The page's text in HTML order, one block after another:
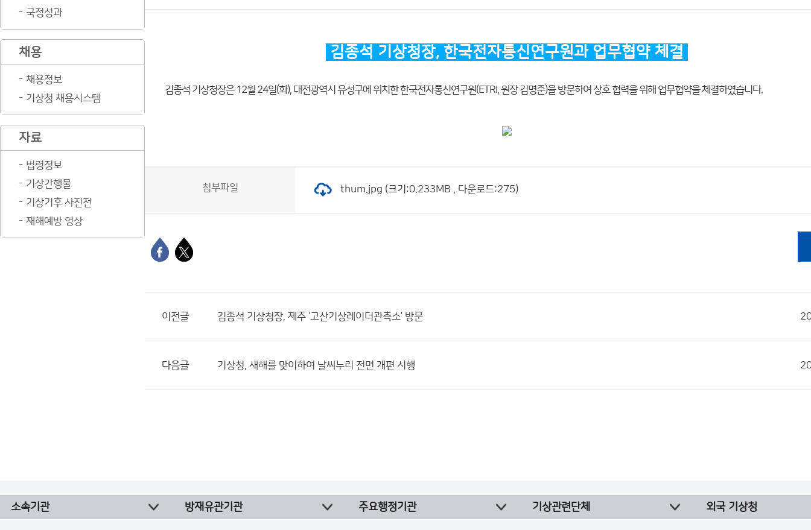
국정성과
채용
채용정보
기상청 채용시스템
자료
법령정보
기상간행물
기상기후 사진전
재해예방 영상
김종석 기상청장, 한국전자통신연구원과 업무협약 체결
김종석 기상청장은 12월 24일(화), 대전광역시 유성구에 위치한 한국전자통신연구원(ETRI, 원장 김명준)을 방문하여 상호 협력을 위해 업무협약을 체결하였습니다.
첨부파일 thum.jpg (크기:0.233MB , 다운로드:275)
이전글 김종석 기상청장, 제주 ‘고산기상레이더관측소’ 방문
다음글 기상청, 새해를 맞이하여 날씨누리 전면 개편 시행
소속기관 방재유관기관 주요행정기관 기상관련단체 외국 기상청